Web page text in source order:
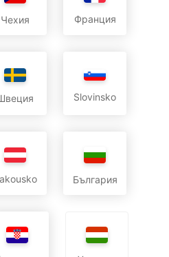
Чехия Франция
Slovinsko
България